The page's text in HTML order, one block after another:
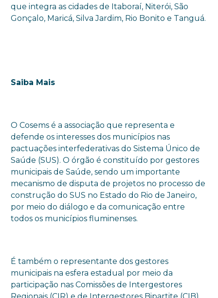
que integra as cidades de Itaboraí, Niterói, São
Gonçalo, Maricá, Silva Jardim, Rio Bonito e Tanguá.
Saiba Mais
O Cosems é a associação que representa e
defende os interesses dos municípios nas
pactuações interfederativas do Sistema Único de
Saúde (SUS). O órgão é constituído por gestores
municipais de Saúde, sendo um importante
mecanismo de disputa de projetos no processo de
construção do SUS no Estado do Rio de Janeiro,
por meio do diálogo e da comunicação entre
todos os municípios fluminenses.
É também o representante dos gestores
municipais na esfera estadual por meio da
participação nas Comissões de Intergestores